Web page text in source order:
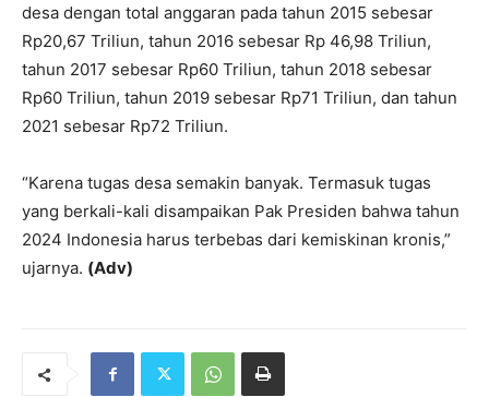
desa dengan total anggaran pada tahun 2015 sebesar
Rp20,67 Triliun, tahun 2016 sebesar Rp 46,98 Triliun,
tahun 2017 sebesar Rp60 Triliun, tahun 2018 sebesar
Rp60 Triliun, tahun 2019 sebesar Rp71 Triliun, dan tahun
2021 sebesar Rp72 Triliun.
“Karena tugas desa semakin banyak. Termasuk tugas
yang berkali-kali disampaikan Pak Presiden bahwa tahun
2024 Indonesia harus terbebas dari kemiskinan kronis,”
ujarnya. (Adv)